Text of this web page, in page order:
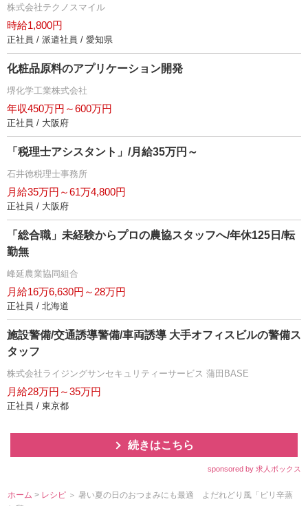
株式会社テクノスマイル
時給1,800円
正社員 / 派遣社員 / 愛知県
化粧品原料のアプリケーション開発
堺化学工業株式会社
年収450万円～600万円
正社員 / 大阪府
「税理士アシスタント」/月給35万円～
石井徳税理士事務所
月給35万円～61万4,800円
正社員 / 大阪府
「総合職」未経験からプロの農協スタッフへ/年休125日/転
勤無
峰延農業協同組合
月給16万6,630円～28万円
正社員 / 北海道
施設警備/交通誘導警備/車両誘導 大手オフィスビルの警備ス
タッフ
株式会社ライジングサンセキュリティーサービス 蒲田BASE
月給28万円～35万円
正社員 / 東京都
続きはこちら
sponsored by 求人ボックス
ホーム > レシピ ＞ 暑い夏の日のおつまみにも最適 よだれどり風「ピリ辛蒸